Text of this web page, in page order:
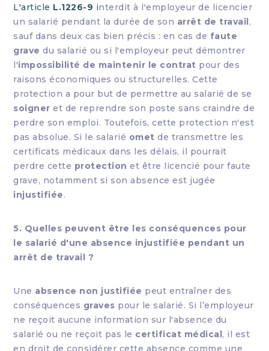
L'article L.1226-9 interdit à l'employeur de licencier
un salarié pendant la durée de son arrêt de travail,
sauf dans deux cas bien précis : en cas de faute
grave du salarié ou si l'employeur peut démontrer
l'impossibilité de maintenir le contrat pour des
raisons économiques ou structurelles. Cette
protection a pour but de permettre au salarié de se
soigner et de reprendre son poste sans craindre de
perdre son emploi. Toutefois, cette protection n'est
pas absolue. Si le salarié omet de transmettre les
certificats médicaux dans les délais, il pourrait
perdre cette protection et être licencié pour faute
grave, notamment si son absence est jugée
injustifiée.
5. Quelles peuvent être les conséquences pour
le salarié d'une absence injustifiée pendant un
arrêt de travail ?
Une absence non justifiée peut entraîner des
conséquences graves pour le salarié. Si l’employeur
ne reçoit aucune information sur l'absence du
salarié ou ne reçoit pas le certificat médical, il est
en droit de considérer cette absence comme une